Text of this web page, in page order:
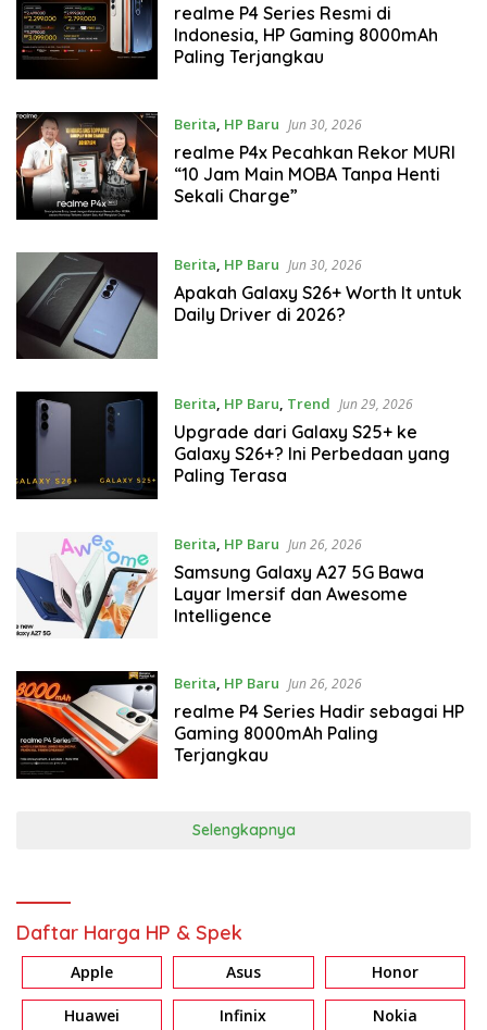
realme P4 Series Resmi di
Indonesia, HP Gaming 8000mAh
Paling Terjangkau
Berita, HP Baru Jun 30, 2026
realme P4x Pecahkan Rekor MURI
“10 Jam Main MOBA Tanpa Henti
Sekali Charge”
Berita, HP Baru Jun 30, 2026
Apakah Galaxy S26+ Worth It untuk
Daily Driver di 2026?
Berita, HP Baru, Trend Jun 29, 2026
Upgrade dari Galaxy S25+ ke
Galaxy S26+? Ini Perbedaan yang
Paling Terasa
Berita, HP Baru Jun 26, 2026
Samsung Galaxy A27 5G Bawa
Layar Imersif dan Awesome
Intelligence
Berita, HP Baru Jun 26, 2026
realme P4 Series Hadir sebagai HP
Gaming 8000mAh Paling
Terjangkau
Selengkapnya
Daftar Harga HP & Spek
Apple Asus Honor
Huawei Infinix Nokia